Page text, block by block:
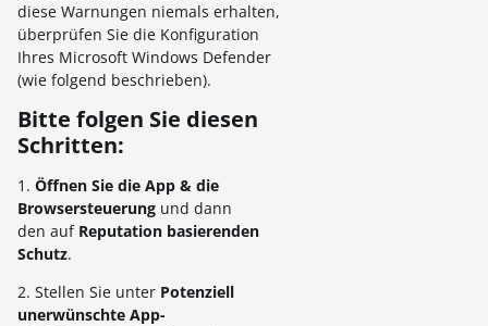
diese Warnungen niemals erhalten,
überprüfen Sie die Konfiguration
Ihres Microsoft Windows Defender
(wie folgend beschrieben).
Bitte folgen Sie diesen
Schritten:
1. Öffnen Sie die App & die
Browsersteuerung und dann
den auf Reputation basierenden
Schutz.
2. Stellen Sie unter Potenziell
unerwünschte App-